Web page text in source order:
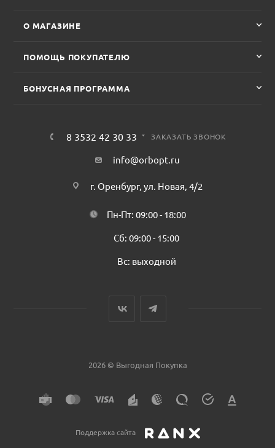
О МАГАЗИНЕ
ПОМОЩЬ ПОКУПАТЕЛЮ
БОНУСНАЯ ПРОГРАММА
8 3532 42 30 33 ЗАКАЗАТЬ ЗВОНОК
info@orbopt.ru
г. Оренбург, ул. Новая, 4/2
Пн-Пт: 09:00 - 18:00
Сб: 09:00 - 15:00
Вс: выходной
2026 © Выгодная Покупка
Поддержка сайта